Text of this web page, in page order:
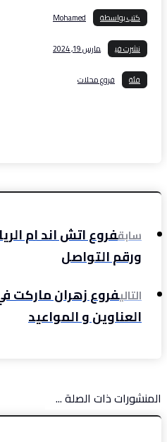
كتب بواسطة Mohamed
نشرت في مارس 19, 2024
فئة فروع محلات
سابقفروع اتش اند ام
ورقم التواصل
التاليفروع زهران ماركت
العناوين و المواعيد
المنشورات ذات الصلة ...